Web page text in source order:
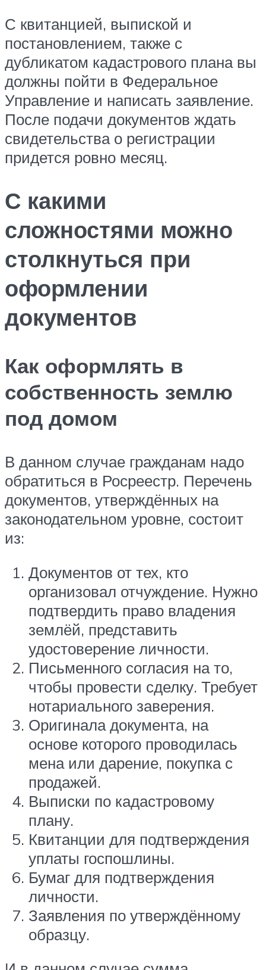
С квитанцией, выпиской и
постановлением, также с
дубликатом кадастрового плана вы
должны пойти в Федеральное
Управление и написать заявление.
После подачи документов ждать
свидетельства о регистрации
придется ровно месяц.
С какими
сложностями можно
столкнуться при
оформлении
документов
Как оформлять в
собственность землю
под домом
В данном случае гражданам надо
обратиться в Росреестр. Перечень
документов, утверждённых на
законодательном уровне, состоит
из:
Документов от тех, кто
организовал отчуждение. Нужно
подтвердить право владения
землёй, представить
удостоверение личности.
Письменного согласия на то,
чтобы провести сделку. Требует
нотариального заверения.
Оригинала документа, на
основе которого проводилась
мена или дарение, покупка с
продажей.
Выписки по кадастровому
плану.
Квитанции для подтверждения
уплаты госпошлины.
Бумаг для подтверждения
личности.
Заявления по утверждённому
образцу.